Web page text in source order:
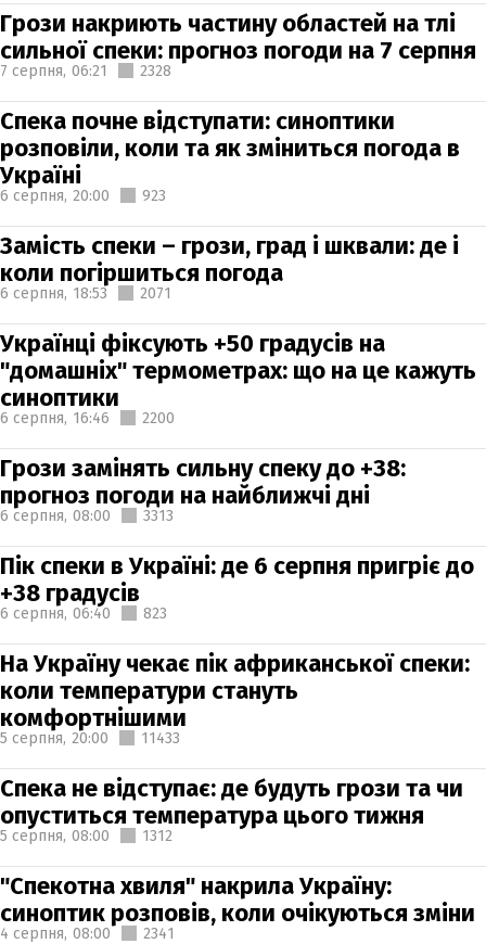
Грози накриють частину областей на тлі
сильної спеки: прогноз погоди на 7 серпня
7 серпня, 06:21 2328
Спека почне відступати: синоптики
розповіли, коли та як зміниться погода в
Україні
6 серпня, 20:00 923
Замість спеки – грози, град і шквали: де і
коли погіршиться погода
6 серпня, 18:53 2071
Українці фіксують +50 градусів на
"домашніх" термометрах: що на це кажуть
синоптики
6 серпня, 16:46 2200
Грози замінять сильну спеку до +38:
прогноз погоди на найближчі дні
6 серпня, 08:00 3313
Пік спеки в Україні: де 6 серпня пригріє до
+38 градусів
6 серпня, 06:40 823
На Україну чекає пік африканської спеки:
коли температури стануть
комфортнішими
5 серпня, 20:00 11433
Спека не відступає: де будуть грози та чи
опуститься температура цього тижня
5 серпня, 08:00 1312
"Спекотна хвиля" накрила Україну:
синоптик розповів, коли очікуються зміни
4 серпня, 08:00 2341